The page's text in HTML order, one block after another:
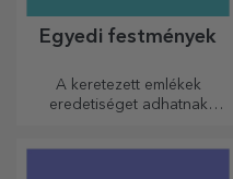
Egyedi festmények
A keretezett emlékek
eredetiséget adhatnak